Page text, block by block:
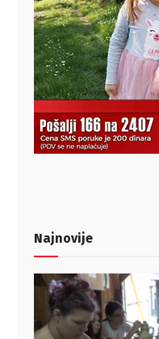
Najnovije